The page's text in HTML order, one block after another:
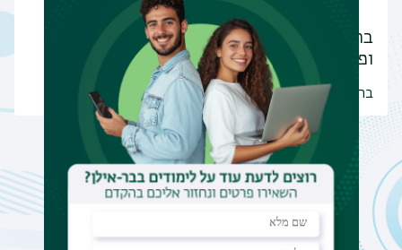
ברכות חמות למרצותינו, ד"ר מיכל שוסטר
ופולינה…
ברכות חמות למרצותינו!
הודעות